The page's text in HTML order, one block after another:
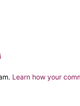
Learn how your